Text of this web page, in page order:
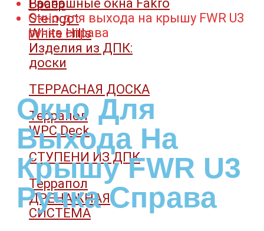
Браер
Steingot
White Hills
Изделия из ДПК:
доски
ТЕРРАСНАЯ ДОСКА
Террапол
WPC Deck
СТУПЕНИ ИЗ ДПК
Террапол
ДРЕНАЖНАЯ
СИСТЕМА
Распашные окна Fakro
Окно для выхода на крышу FWR U3
ручка справа
Окно Для
Выхода На
Крышу FWR U3
Ручка Справа